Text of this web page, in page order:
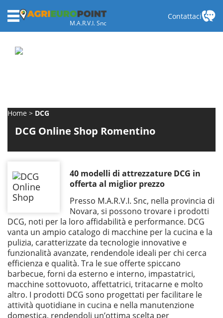
M.A.R.V.I. Snc
Contattaci
Home DCG
DCG Online Shop Romentino
40 modelli di attrezzature DCG in
offerta al miglior prezzo
Presso M.A.R.V.I. Snc, nella provincia di
Novara, si possono trovare i prodotti
DCG, noti per la loro affidabilità e performance. DCG
vanta un ampio catalogo di macchine per la cucina e la
pulizia, caratterizzate da tecnologie innovative e
funzionalità avanzate, rendendole ideali per chi cerca
efficienza e qualità. Tra le sue offerte spiccano
barbecue, forni da esterno e interno, impastatrici,
macchine sottovuoto, affettatrici, tritacarne e molto
altro. I prodotti DCG sono progettati per facilitare le
attività quotidiane in cucina e nella manutenzione
domestica, rendendoli un’ottima scelta per